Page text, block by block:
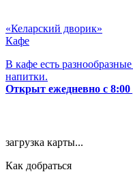
«Келарский дворик»
Кафе
В кафе есть
напитки.
Открыт ежедневно с 8:00
загрузка карты...
Как добраться